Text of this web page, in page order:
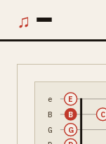
♫
e
B
G
G
B C
E